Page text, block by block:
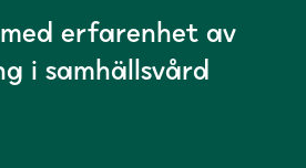
erfarenhet av
i samhällsvård